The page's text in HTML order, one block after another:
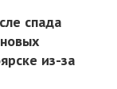
спада
из-за